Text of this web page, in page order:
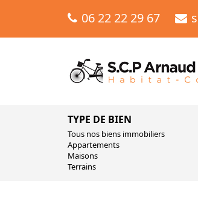
06 22 22 29 67
TYPE DE BIEN
Tous nos biens immobiliers
Appartements
Maisons
Terrains